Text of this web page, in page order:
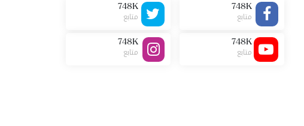
748K
متابع
748K
متابع
748K
متابع
748K
متابع